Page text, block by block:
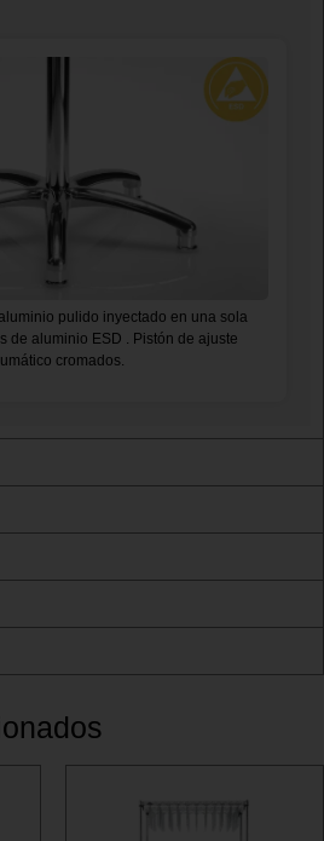
pulido inyectado en una sola
de aluminio ESD . Pistón de ajuste
cromados.